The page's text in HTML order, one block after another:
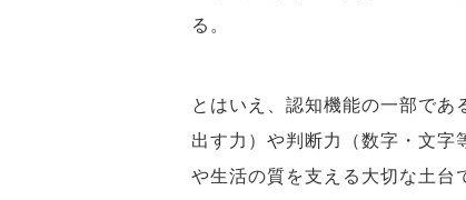
る。
とはいえ、認知機能の一部であ
出す力）や判断力（数字・文字
や生活の質を支える大切な土台